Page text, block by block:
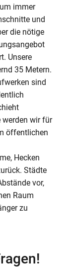
immer
und
die nötige
Unsere
35 Metern.
sind
werden wir für
öffentlichen
Hecken
Städte
vor,
Raum
zu